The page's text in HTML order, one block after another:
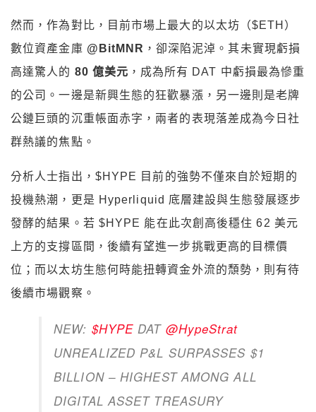
然而，作為對比，目前市場上最大的以太坊（$ETH）
數位資產金庫 @BitMNR ，卻深陷泥淖。其未實現虧損
高達驚人的 80 億美元 ，成為所有 DAT 中虧損最為慘重
的公司。一邊是新興生態的狂歡暴漲，另一邊則是老牌
公鏈巨頭的沉重帳面赤字，兩者的表現落差成為今日社
群熱議的焦點。
分析人士指出，$HYPE 目前的強勢不僅來自於短期的
投機熱潮，更是 Hyperliquid 底層建設與生態發展逐步
發酵的結果。若 $HYPE 能在此次創高後穩住 62 美元
上方的支撐區間，後續有望進一步挑戰更高的目標價
位；而以太坊生態何時能扭轉資金外流的頹勢，則有待
後續市場觀察。
NEW: $HYPE DAT @HypeStrat
UNREALIZED P&L SURPASSES $1
BILLION – HIGHEST AMONG ALL
DIGITAL ASSET TREASURY